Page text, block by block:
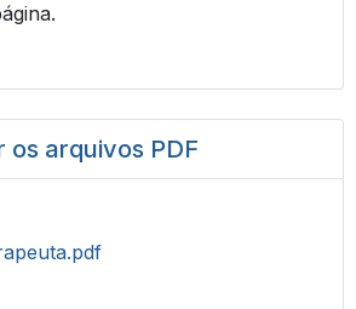
os arquivos PDF